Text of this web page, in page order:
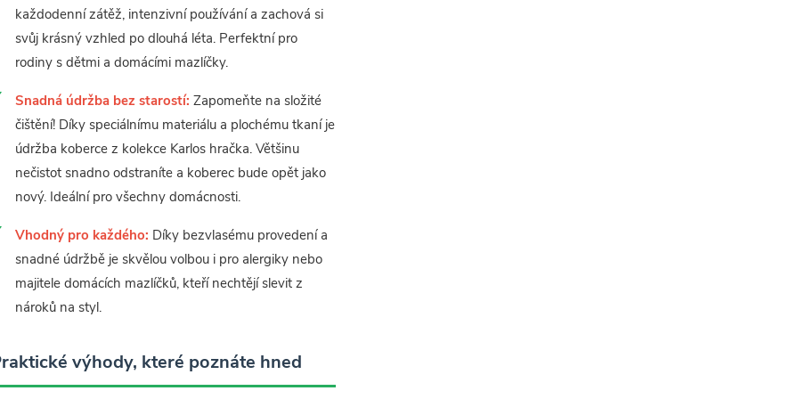
každodenní zátěž, intenzivní používání a zachová si
svůj krásný vzhled po dlouhá léta. Perfektní pro
rodiny s dětmi a domácími mazlíčky.
Snadná údržba bez starostí: Zapomeňte na složité
čištění! Díky speciálnímu materiálu a plochému tkaní je
údržba koberce z kolekce Karlos hračka. Většinu
nečistot snadno odstraníte a koberec bude opět jako
nový. Ideální pro všechny domácnosti.
Vhodný pro každého: Díky bezvlasému provedení a
snadné údržbě je skvělou volbou i pro alergiky nebo
majitele domácích mazlíčků, kteří nechtějí slevit z
nároků na styl.
výhody, které poznáte hned